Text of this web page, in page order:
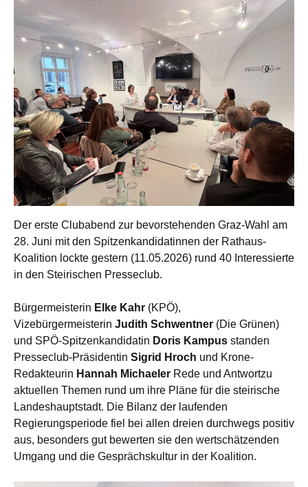
Der erste Clubabend zur bevorstehenden Graz-Wahl am
28. Juni mit den Spitzenkandidatinnen der Rathaus-
Koalition lockte gestern (11.05.2026) rund 40 Interessierte
in den Steirischen Presseclub.
Bürgermeisterin Elke Kahr (KPÖ),
Vizebürgermeisterin Judith Schwentner (Die Grünen)
und SPÖ-Spitzenkandidatin Doris Kampus standen
Presseclub-Präsidentin Sigrid Hroch und Krone-
Redakteurin Hannah Michaeler Rede und Antwortzu
aktuellen Themen rund um ihre Pläne für die steirische
Landeshauptstadt. Die Bilanz der laufenden
Regierungsperiode fiel bei allen dreien durchwegs positiv
aus, besonders gut bewerten sie den wertschätzenden
Umgang und die Gesprächskultur in der Koalition.